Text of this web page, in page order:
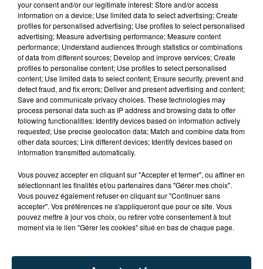
TITRES DIFFUSÉS
5h11
5h11 5h08
5h08
your consent and/or our legitimate interest: Store and/or access
information on a device; Use limited data to select advertising; Create
profiles for personalised advertising; Use profiles to select personalised
advertising; Measure advertising performance; Measure content
performance; Understand audiences through statistics or combinations
of data from different sources; Develop and improve services; Create
profiles to personalise content; Use profiles to select personalised
content; Use limited data to select content; Ensure security, prevent and
detect fraud, and fix errors; Deliver and present advertising and content;
Save and communicate privacy choices. These technologies may
process personal data such as IP address and browsing data to offer
following functionalities: Identify devices based on information actively
requested; Use precise geolocation data; Match and combine data from
other data sources; Link different devices; Identify devices based on
information transmitted automatically.
Vous pouvez accepter en cliquant sur "Accepter et fermer", ou affiner en
sélectionnant les finalités et/ou partenaires dans "Gérer mes choix".
Vous pouvez également refuser en cliquant sur "Continuer sans
accepter". Vos préférences ne s'appliqueront que pour ce site. Vous
pouvez mettre à jour vos choix, ou retirer votre consentement à tout
moment via le lien "Gérer les cookies" situé en bas de chaque page.